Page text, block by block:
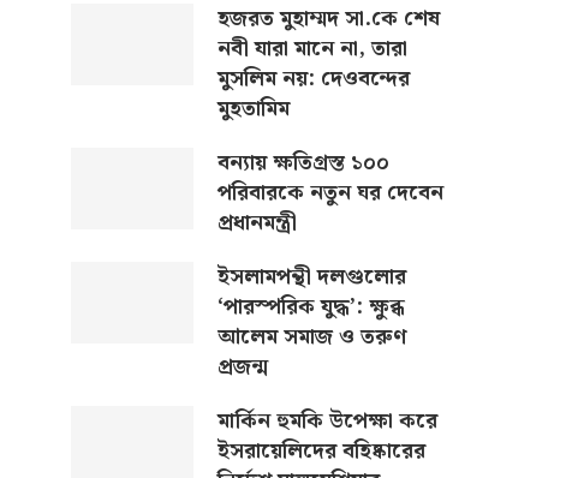
হজরত মুহাম্মদ সা.কে শেষ
নবী যারা মানে না, তারা
মুসলিম নয়: দেওবন্দের
মুহতামিম
বন্যায় ক্ষতিগ্রস্ত ১০০
পরিবারকে নতুন ঘর দেবেন
প্রধানমন্ত্রী
ইসলামপন্থী দলগুলোর
‘পারস্পরিক যুদ্ধ’: ক্ষুব্ধ
আলেম সমাজ ও তরুণ
প্রজন্ম
মার্কিন হুমকি উপেক্ষা করে
ইসরায়েলিদের বহিষ্কারের